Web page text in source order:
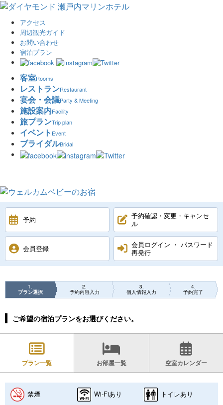
アクセス
周辺観光ガイド
お問い合わせ
宿泊プラン
客室Rooms
レストランRestaurant
宴会・会議Party & Meeting
施設案内Facility
旅プランTrip plan
イベント Event
ブライダルBridal
予約
予約確認・変更・キャンセ
ル
会員登録
会員ログイン ・ パスワード
再発行
1
プラン選択
2
予約内容入力
3
個人情報入力
4
予約完了
ご希望の宿泊プランをお選びください。
プラン一覧 お部屋一覧 空室カレンダー
禁煙 Wi-Fiあり
トイレあり